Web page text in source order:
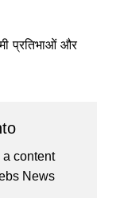
प्रतिभाओं और
a content
News